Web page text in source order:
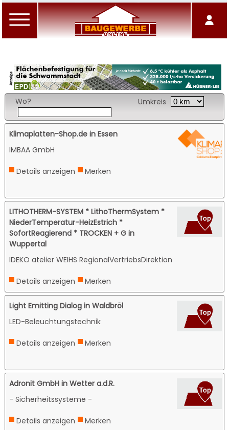
Wo? Umkreis
Klimaplatten-Shop.de in Essen
IMBAA GmbH
Details anzeigen Merken
LITHOTHERM-SYSTEM * LithoThermSystem *
NiederTemperatur-HeizEstrich *
SofortReagierend * TROCKEN + G in
Wuppertal
IDEKO atelier WEIHS RegionalVertriebsDirektion
Details anzeigen Merken
Light Emitting Dialog in Waldbröl
LED-Beleuchtungstechnik
Details anzeigen Merken
Adronit GmbH in Wetter a.d.R.
- Sicherheitssysteme -
Details anzeigen Merken